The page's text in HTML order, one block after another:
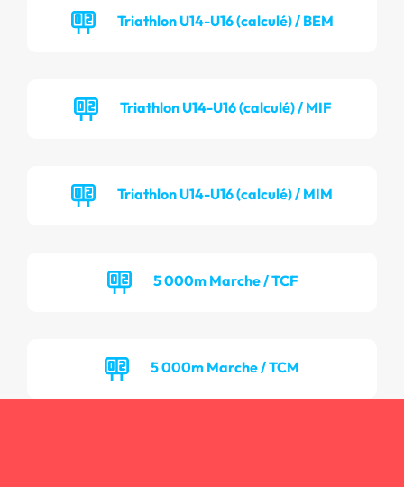
Triathlon U14-U16 (calculé) / BEM
Triathlon U14-U16 (calculé) / MIF
Triathlon U14-U16 (calculé) / MIM
5 000m Marche / TCF
5 000m Marche / TCM